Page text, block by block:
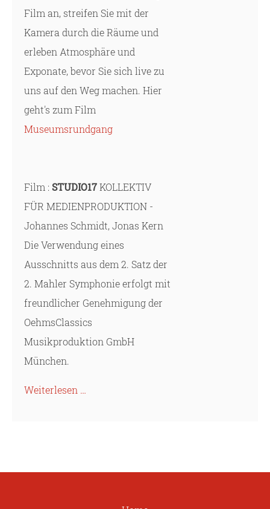
Film an, streifen Sie mit der
Kamera durch die Räume und
erleben Atmosphäre und
Exponate, bevor Sie sich live zu
uns auf den Weg machen. Hier
geht's zum Film
Museumsrundgang
Film : STUDIO17KOLLEKTIV
FÜR MEDIENPRODUKTION -
Johannes Schmidt, Jonas Kern
Die Verwendung eines
Ausschnitts aus dem 2. Satz der
2. Mahler Symphonie erfolgt mit
freundlicher Genehmigung der
OehmsClassics
Musikproduktion GmbH
München.
Weiterlesen …